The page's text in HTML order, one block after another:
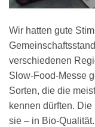
Wir hatten gute
verschiedenen
Slow-Food-Messe
Sorten, die die
kennen dürften.
sie – in Bio-